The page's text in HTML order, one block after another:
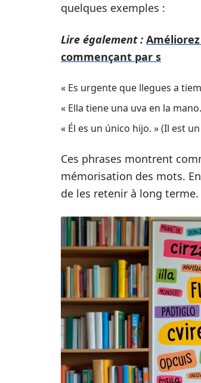
quelques exemples :
Lire également :
commençant par s
« Es urgente que llegues a
« Ella tiene una uva en la
« Él es un único hijo. » (Il est
Ces phrases montrent
mémorisation des mots.
de les retenir à long terme.